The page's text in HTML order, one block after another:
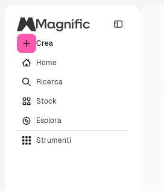
Crea
Home
Ricerca
Stock
Esplora
Strumenti